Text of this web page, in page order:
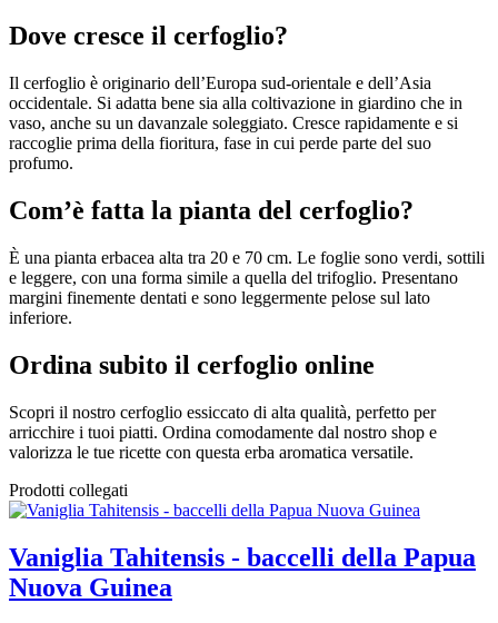
Dove cresce il cerfoglio?
Il cerfoglio è originario dell’Europa sud-orientale e dell’Asia
occidentale. Si adatta bene sia alla coltivazione in giardino che in
vaso, anche su un davanzale soleggiato. Cresce rapidamente e si
raccoglie prima della fioritura, fase in cui perde parte del suo
profumo.
Com’è fatta la pianta del cerfoglio?
È una pianta erbacea alta tra 20 e 70 cm. Le foglie sono verdi, sottili
e leggere, con una forma simile a quella del trifoglio. Presentano
margini finemente dentati e sono leggermente pelose sul lato
inferiore.
Ordina subito il cerfoglio online
Scopri il nostro cerfoglio essiccato di alta qualità, perfetto per
arricchire i tuoi piatti. Ordina comodamente dal nostro shop e
valorizza le tue ricette con questa erba aromatica versatile.
Prodotti collegati
Vaniglia Tahitensis - baccelli della Papua
Nuova Guinea